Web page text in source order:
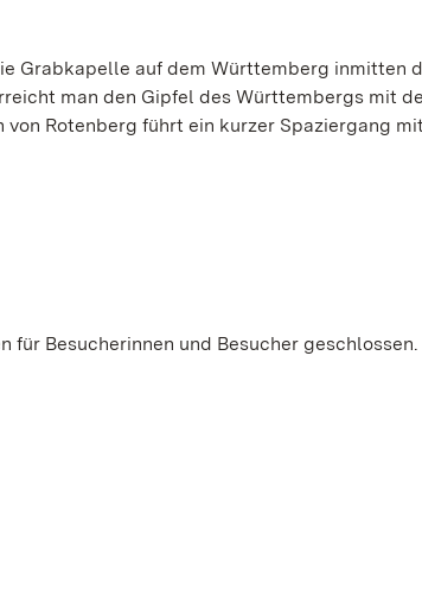
Grabkapelle auf dem Württemberg inmitten
man den Gipfel des Württembergs mit
von Rotenberg führt ein kurzer Spaziergang
Besucherinnen und Besucher geschlossen.